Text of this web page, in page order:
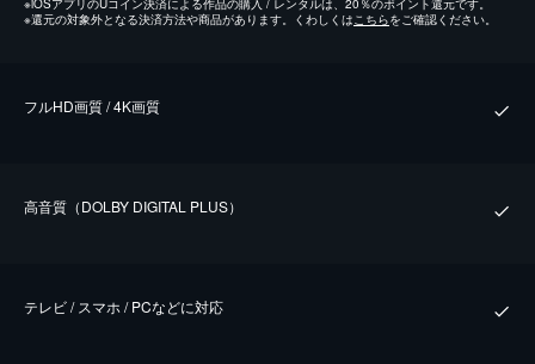
※iOSアプリのUコイン決済による作品の購入 / レンタルは、20％のポイント還元です。
※還元の対象外となる決済方法や商品があります。くわしくはこちらをご確認ください。
フルHD画質 / 4K画質
⾼⾳質（DOLBY DIGITAL PLUS）
テレビ / スマホ / PCなどに対応